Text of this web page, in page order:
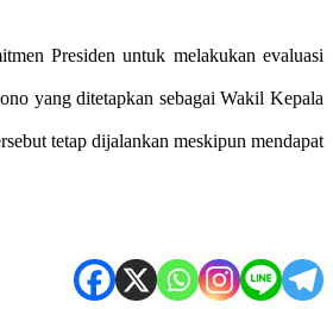
Presiden untuk melakukan evaluasi
yang ditetapkan sebagai Wakil Kepala
tetap dijalankan meskipun mendapat